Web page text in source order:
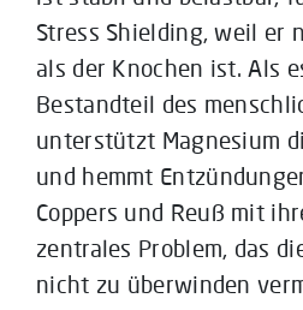
Stress Shielding, weil er
als der Knochen ist. Als
Bestandteil des
unterstützt Magnesium
und hemmt
Coppers und Reuß mit
zentrales Problem, das
nicht zu überwinden